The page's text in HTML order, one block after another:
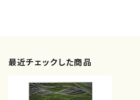
最近チェックした商品